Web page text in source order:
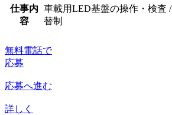
仕事内
容
車載用LED基盤の操作・検査
替制
無料電話で
応募
応募へ進む
詳しく